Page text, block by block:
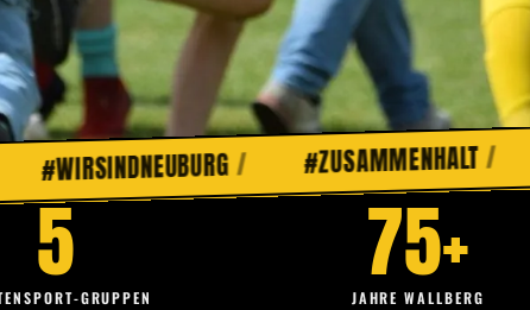
/ #ZUSAMMENHALT/ #EINTEAM
5GRUPPEN 75+
JAHRE WALLBERG